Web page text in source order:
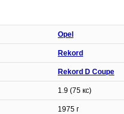
Opel
Rekord
Rekord D Coupe
1.9 (75 кс)
1975 г